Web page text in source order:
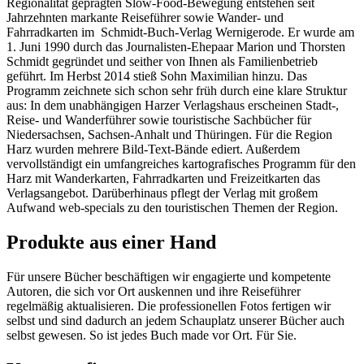
Regionalität geprägten Slow-Food-Bewegung entstehen seit
Jahrzehnten markante Reiseführer sowie Wander- und
Fahrradkarten im Schmidt-Buch-Verlag Wernigerode. Er wurde am
1. Juni 1990 durch das Journalisten-Ehepaar Marion und Thorsten
Schmidt gegründet und seither von Ihnen als Familienbetrieb
geführt. Im Herbst 2014 stieß Sohn Maximilian hinzu. Das
Programm zeichnete sich schon sehr früh durch eine klare Struktur
aus: In dem unabhängigen Harzer Verlagshaus erscheinen Stadt-,
Reise- und Wanderführer sowie touristische Sachbücher für
Niedersachsen, Sachsen-Anhalt und Thüringen. Für die Region
Harz wurden mehrere Bild-Text-Bände ediert. Außerdem
vervollständigt ein umfangreiches kartografisches Programm für den
Harz mit Wanderkarten, Fahrradkarten und Freizeitkarten das
Verlagsangebot. Darüberhinaus pflegt der Verlag mit großem
Aufwand web-specials zu den touristischen Themen der Region.
Produkte aus einer Hand
Für unsere Bücher beschäftigen wir engagierte und kompetente
Autoren, die sich vor Ort auskennen und ihre Reiseführer
regelmäßig aktualisieren. Die professionellen Fotos fertigen wir
selbst und sind dadurch an jedem Schauplatz unserer Bücher auch
selbst gewesen. So ist jedes Buch made vor Ort. Für Sie.